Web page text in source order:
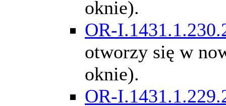
oknie).
OR-
otworzy się w
oknie).
OR-